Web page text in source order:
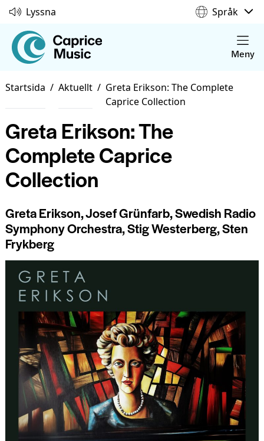
Lyssna Språk
Meny
Startsida / Aktuellt / Greta Erikson: The Complete
Caprice Collection
Greta Erikson: The
Complete Caprice
Collection
Greta Erikson, Josef Grünfarb, Swedish Radio
Symphony Orchestra, Stig Westerberg, Sten
Frykberg